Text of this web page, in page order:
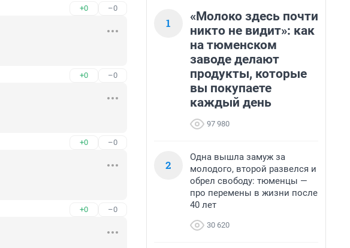
+0 –0
+0 –0
+0 –0
+0 –0
1
«Молоко здесь почти
никто не видит»: как
на тюменском
заводе делают
продукты, которые
вы покупаете
каждый день
97 980
2
Одна вышла замуж за
молодого, второй развелся и
обрел свободу: тюменцы —
про перемены в жизни после
40 лет
30 620